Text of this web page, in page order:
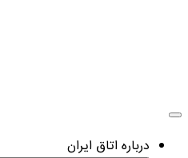
درباره اتاق ایران